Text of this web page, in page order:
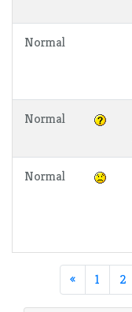
Normal
Normal
Normal
« 1 2